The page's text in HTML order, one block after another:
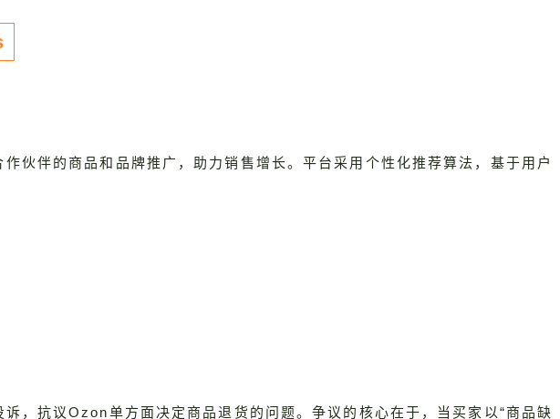
伴的商品和品牌推广，助力销售增长。平台采用个性化推荐算法，基于用户
，抗议Ozon单方面决定商品退货的问题。争议的核心在于，当买家以“商品缺